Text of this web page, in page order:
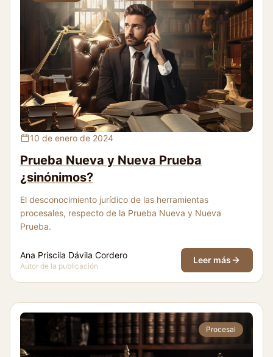
Prueba Nueva y Nueva Prueba ¿sinónimos?
10 de enero de 2024
Prueba Nueva y Nueva Prueba
¿sinónimos?
El desconocimiento jurídico de las herramientas
procesales, respecto de la Prueba Nueva y Nueva
Prueba.
Ana Priscila Dávila Cordero
Autor de la publicación
Leer más
Procesal